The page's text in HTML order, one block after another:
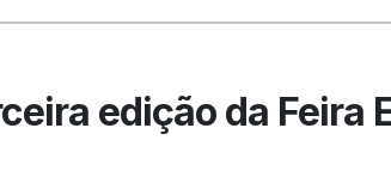
edição da Feira